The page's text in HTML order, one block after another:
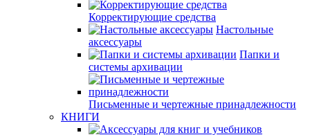
Корректирующие средства
Настольные
аксессуары
Папки и
системы архивации
Письменные и чертежные принадлежности
КНИГИ